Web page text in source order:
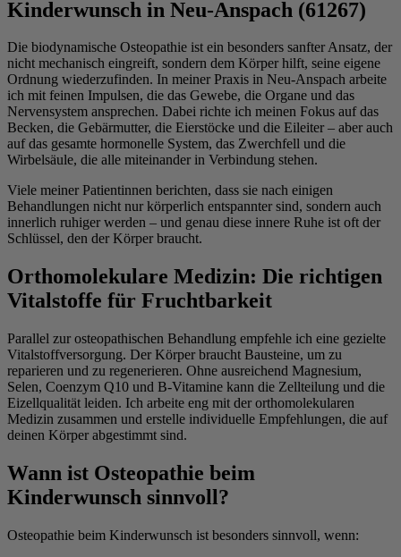
Kinderwunsch in Neu-Anspach (61267)
Die biodynamische Osteopathie ist ein besonders sanfter Ansatz, der
nicht mechanisch eingreift, sondern dem Körper hilft, seine eigene
Ordnung wiederzufinden. In meiner Praxis in Neu-Anspach arbeite
ich mit feinen Impulsen, die das Gewebe, die Organe und das
Nervensystem ansprechen. Dabei richte ich meinen Fokus auf das
Becken, die Gebärmutter, die Eierstöcke und die Eileiter – aber auch
auf das gesamte hormonelle System, das Zwerchfell und die
Wirbelsäule, die alle miteinander in Verbindung stehen.
Viele meiner Patientinnen berichten, dass sie nach einigen
Behandlungen nicht nur körperlich entspannter sind, sondern auch
innerlich ruhiger werden – und genau diese innere Ruhe ist oft der
Schlüssel, den der Körper braucht.
Orthomolekulare Medizin: Die richtigen
Vitalstoffe für Fruchtbarkeit
Parallel zur osteopathischen Behandlung empfehle ich eine gezielte
Vitalstoffversorgung. Der Körper braucht Bausteine, um zu
reparieren und zu regenerieren. Ohne ausreichend Magnesium,
Selen, Coenzym Q10 und B-Vitamine kann die Zellteilung und die
Eizellqualität leiden. Ich arbeite eng mit der orthomolekularen
Medizin zusammen und erstelle individuelle Empfehlungen, die auf
deinen Körper abgestimmt sind.
Wann ist Osteopathie beim
Kinderwunsch sinnvoll?
Osteopathie beim Kinderwunsch ist besonders sinnvoll, wenn: